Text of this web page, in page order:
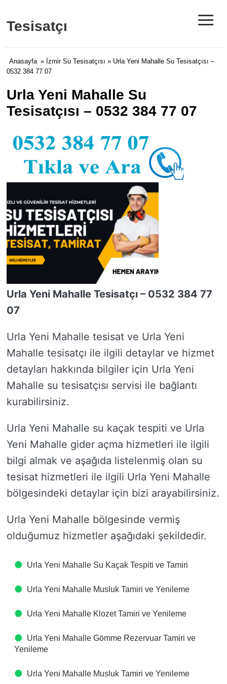
Tesisatçı ≡
Anasayfa » İzmir Su Tesisatçısı » Urla Yeni Mahalle Su Tesisatçısı –
0532 384 77 07
Urla Yeni Mahalle Su
Tesisatçısı – 0532 384 77 07
Urla Yeni Mahalle Tesisatçı – 0532 384 77
07
Urla Yeni Mahalle tesisat ve Urla Yeni
Mahalle tesisatçı ile ilgili detaylar ve hizmet
detayları hakkında bilgiler için Urla Yeni
Mahalle su tesisatçısı servisi ile bağlantı
kurabilirsiniz.
Urla Yeni Mahalle su kaçak tespiti ve Urla
Yeni Mahalle gider açma hizmetleri ile ilgili
bilgi almak ve aşağıda listelenmiş olan su
tesisat hizmetleri ile ilgili Urla Yeni Mahalle
bölgesindeki detaylar için bizi arayabilirsiniz.
Urla Yeni Mahalle bölgesinde vermiş
olduğumuz hizmetler aşağıdaki şekildedir.
Urla Yeni Mahalle Su Kaçak Tespiti ve Tamiri
Urla Yeni Mahalle Musluk Tamiri ve Yenileme
Urla Yeni Mahalle Klozet Tamiri ve Yenileme
Urla Yeni Mahalle Gömme Rezervuar Tamiri ve
Yenileme
Urla Yeni Mahalle Musluk Tamiri ve Yenileme